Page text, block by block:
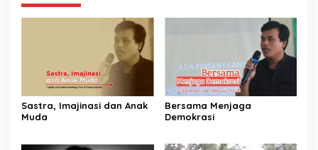
Sastra, Imajinasi dan Anak
Muda
Bersama Menjaga
Demokrasi